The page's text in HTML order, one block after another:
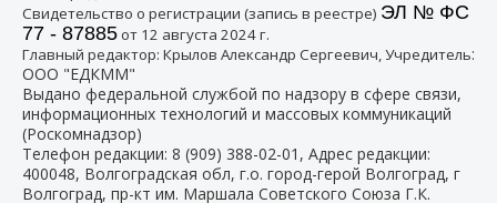
Свидетельство о регистрации (запись в реестре) ЭЛ № ФС
77 - 87885от 12 августа 2024 г.
Главный редактор: Крылов Александр Сергеевич, Учредитель:
ООО "ЕДКММ"
Выдано федеральной службой по надзору в сфере связи,
информационных технологий и массовых коммуникаций
(Роскомнадзор)
Телефон редакции: 8 (909) 388-02-01 , Адрес редакции:
400048, Волгоградская обл, г.о. город-герой Волгоград, г
Волгоград, пр-кт им. Маршала Советского Союза Г.К.